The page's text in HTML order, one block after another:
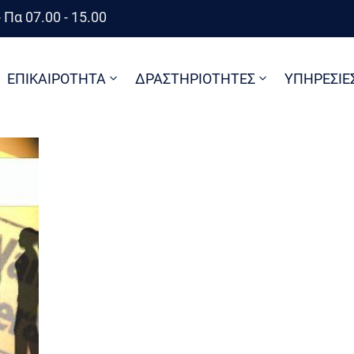
Πα 07.00 - 15.00
ΕΠΙΚΑΙΡΟΤΗΤΑ ΔΡΑΣΤΗΡΙΟΤΗΤΕΣ